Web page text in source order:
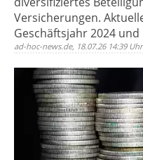
Versicherungen.
Geschäftsjahr 2024 und
ad-hoc-news.de, 18.07.26 14:39 Uhr